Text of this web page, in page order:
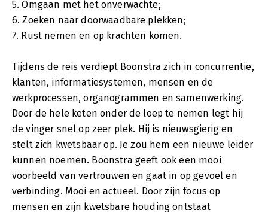
5. Omgaan met het onverwachte;
6. Zoeken naar doorwaadbare plekken;
7. Rust nemen en op krachten komen.
Tijdens de reis verdiept Boonstra zich in concurrentie,
klanten, informatiesystemen, mensen en de
werkprocessen, organogrammen en samenwerking.
Door de hele keten onder de loep te nemen legt hij
de vinger snel op zeer plek. Hij is nieuwsgierig en
stelt zich kwetsbaar op. Je zou hem een nieuwe leider
kunnen noemen. Boonstra geeft ook een mooi
voorbeeld van vertrouwen en gaat in op gevoel en
verbinding. Mooi en actueel. Door zijn focus op
mensen en zijn kwetsbare houding ontstaat